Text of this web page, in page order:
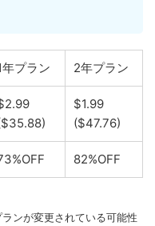
年プラン 2年プラン
$1.99
($47.76)
82%OFF
ンが変更されている可能性